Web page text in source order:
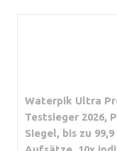
Waterpik Ultra
Testsieger 2026,
Siegel, bis zu